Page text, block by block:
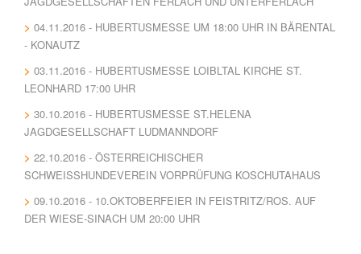
04.11.2016 - HUBERTUSMESSE UM 18:00 UHR IN BÄRENTAL
- KONAUTZ
03.11.2016 - HUBERTUSMESSE LOIBLTAL KIRCHE ST.
LEONHARD 17:00 UHR
30.10.2016 - HUBERTUSMESSE ST.HELENA
JAGDGESELLSCHAFT LUDMANNDORF
22.10.2016 - ÖSTERREICHISCHER
SCHWEISSHUNDEVEREIN VORPRÜFUNG KOSCHUTAHAUS
09.10.2016 - 10.OKTOBERFEIER IN FEISTRITZ/ROS. AUF
DER WIESE-SINACH UM 20:00 UHR